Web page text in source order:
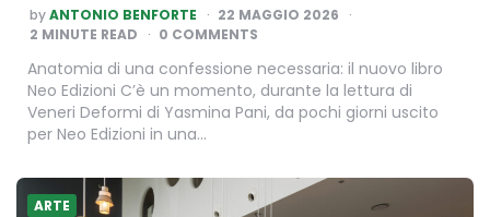
POSTED
BY
byANTONIO BENFORTE
22 MAGGIO 2026
2 MINUTE READ 0 COMMENTS
Anatomia di una confessione necessaria: il nuovo libro
Neo Edizioni C’è un momento, durante la lettura di
Veneri Deformi di Yasmina Pani, da pochi giorni uscito
per Neo Edizioni in una…
ARTE